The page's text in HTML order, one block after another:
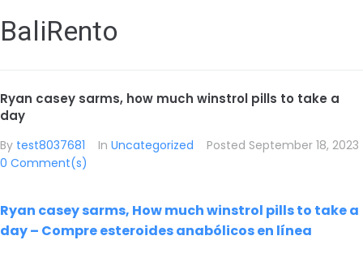
BaliRento
Ryan casey sarms, how much winstrol pills to take a
day
By test8037681 In Uncategorized Posted September 18, 2023
0 Comment(s)
Ryan casey sarms, How much winstrol pills to take a
day – Compre esteroides anabólicos en línea